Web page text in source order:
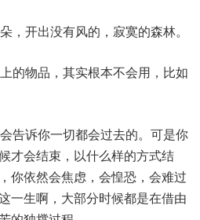
，开出没有风的，寂寞的森林。
的物品，其实根本不会用，比如
告诉你一切都会过去的。可是你
才会结束，以什么样的方式结
你依然会焦虑，会惶恐，会难过
一生啊，大部分时候都是在借由